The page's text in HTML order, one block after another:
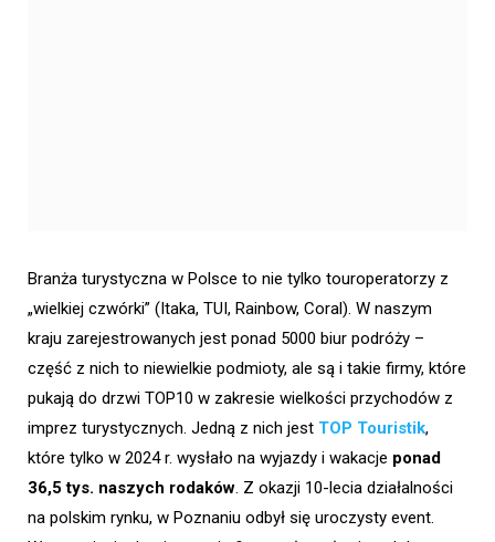
Branża turystyczna w Polsce to nie tylko touroperatorzy z
„wielkiej czwórki” (Itaka, TUI, Rainbow, Coral). W naszym
kraju zarejestrowanych jest ponad 5000 biur podróży –
część z nich to niewielkie podmioty, ale są i takie firmy, które
pukają do drzwi TOP10 w zakresie wielkości przychodów z
imprez turystycznych. Jedną z nich jest TOP Touristik,
które tylko w 2024 r. wysłało na wyjazdy i wakacje ponad
36,5 tys. naszych rodaków. Z okazji 10-lecia działalności
na polskim rynku, w Poznaniu odbył się uroczysty event.